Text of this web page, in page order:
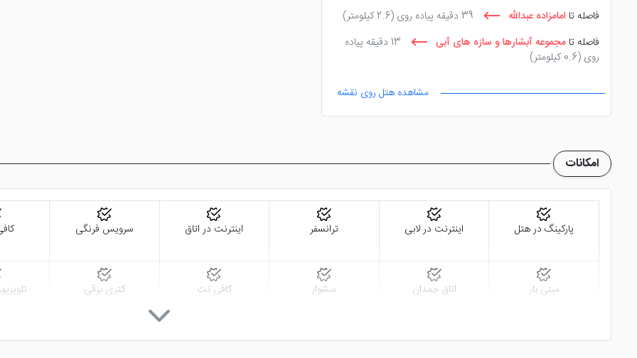
فاصله تا امامزاده عبدالله 39 دقیقه پیاده روی
(2.6 کیلومتر)
فاصله تا مجموعه آبشارها و سازه های آبی
13 دقیقه پیاده
روی (0.6 کیلومتر)
مشاهده هتل روی نقشه
امکانات
پارکینگ در هتل اینترنت در لابی ترانسفر اینترنت در اتاق سرویس فرنگی
مینی بار اتاق چمدان سشوار کافی نت کتری برقی